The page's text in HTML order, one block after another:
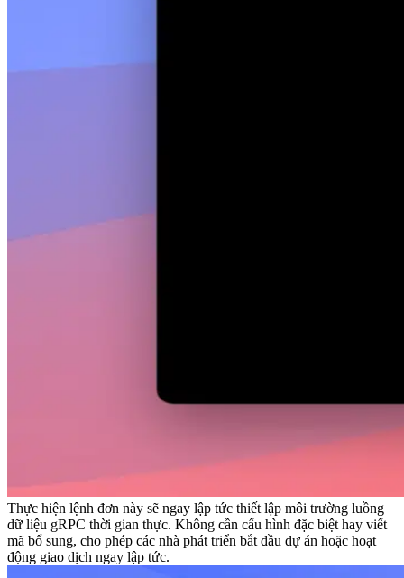
Thực hiện lệnh đơn này sẽ ngay lập tức thiết lập môi trường luồng
dữ liệu gRPC thời gian thực. Không cần cấu hình đặc biệt hay viết
mã bổ sung, cho phép các nhà phát triển bắt đầu dự án hoặc hoạt
động giao dịch ngay lập tức.